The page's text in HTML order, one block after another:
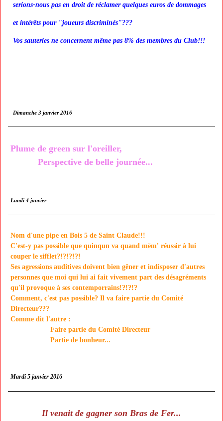
serions-nous pas en droit de réclamer quelques euros de dommages
et intérêts pour "joueurs discriminés"???
Vos sauteries ne concernent même pas 8% des membres du Club!!!
Dimanche 3 janvier 2016
Plume de green sur l'oreiller,
Perspective de belle journée...
Lundi 4 janvier
Nom d'une pipe en Bois 5 de Saint Claude!!!
C'est-y pas possible que quinqun va quand mëm' réussir à lui
couper le sifflet?!?!?!?!
Ses agressions auditives doivent bien gêner et indisposer d'autres
personnes que moi qui lui ai fait vivement part des désagréments
qu'il provoque à ses contemporrains!?!?!?
Comment, c'est pas possible? Il va faire partie du Comité
Directeur???
Comme dit l'autre :
Faire partie du Comité Directeur
Partie de bonheur...
Mardi 5 janvier 2016
Il venait de gagner son Bras de Fer...